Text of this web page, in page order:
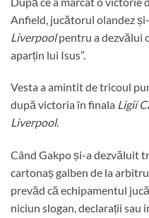
Anfield, jucătorul olandez
Liverpoolpentru a dezvălui
aparțin lui Isus”.
Vesta a amintit de tricoul
după victoria în finala Ligii
Liverpool.
Când Gakpo și-a dezvăluit
cartonaș galben de la
prevăd că echipamentul
niciun slogan, declarații sau